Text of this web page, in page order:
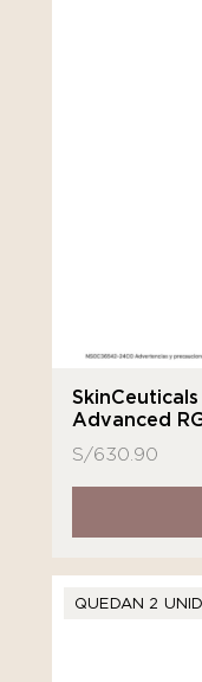
Advanced
S/630.90
QUEDAN 2